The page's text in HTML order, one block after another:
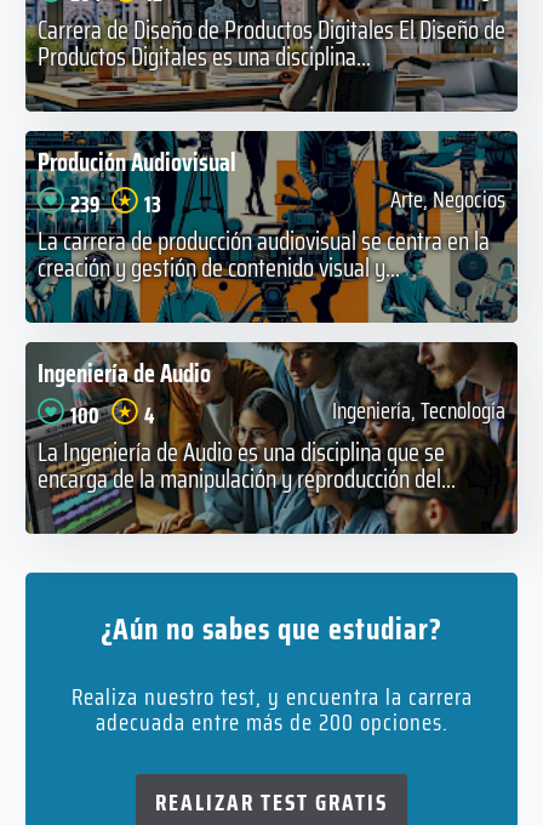
Carrera de Diseño de Productos Digitales El Diseño de
Productos Digitales es una disciplina...
Produción Audiovisual
239 13 Arte, Negocios
La carrera de producción audiovisual se centra en la
creación y gestión de contenido visual y...
Ingeniería de Audio
100 4 Ingeniería, Tecnología
La Ingeniería de Audio es una disciplina que se
encarga de la manipulación y reproducción del...
¿Aún no sabes que estudiar?
Realiza nuestro test, y encuentra la carrera
adecuada entre más de 200 opciones.
REALIZAR TEST GRATIS